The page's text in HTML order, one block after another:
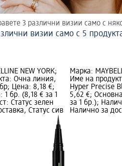
3 различни визии само с
визии само с 5
NEW YORK;
Oчна линия,
Цена: 8,18 €;
бр. (8,18 € за 1
Статус зелен
Статус сив
Марка:
Име на
Hyper Precise
5,62 €;
за 1 бр.);
Налично за